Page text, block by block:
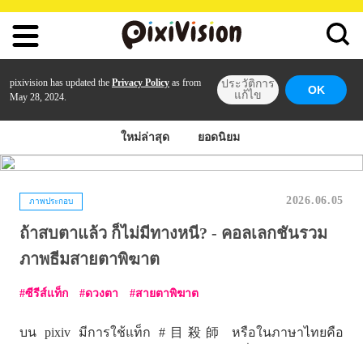
pixivision has updated the Privacy Policy as from
May 28, 2024.
ประวัติการ
แก้ไข
OK
ใหม่ล่าสุด ยอดนิยม
ภาพประกอบ 2026.06.05
ถ้าสบตาแล้ว ก็ไม่มีทางหนี? - คอลเลกชันรวม
ภาพธีมสายตาพิฆาต
ซีรีส์แท็ก ดวงตา สายตาพิฆาต
บน pixiv มีการใช้แท็ก #目殺師 หรือในภาษาไทยคือ